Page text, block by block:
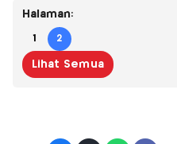
Halaman:
1 2
Lihat Semua